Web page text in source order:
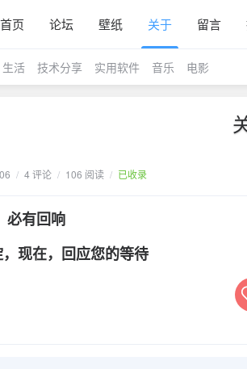
首页 论坛 壁纸 关于 留言
生活 技术分享 实用软件 音乐 电影
/ 4 评论 / 106 阅读 / 已收录
必有回响
现在，回应您的等待